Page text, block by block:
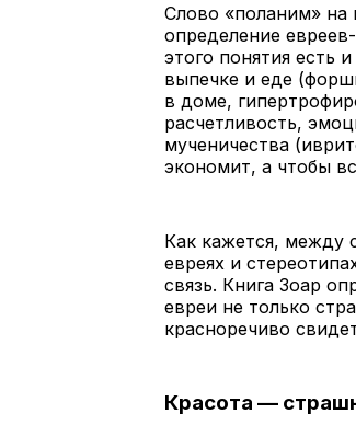
Слово «поланим» на
определение
этого понятия есть
выпечке и еде
в доме,
расчетливость,
мученичества
экономит, а чтобы
Как кажется, между
евреях и
связь. Книга Зоар
евреи не только
красноречиво
Красота —